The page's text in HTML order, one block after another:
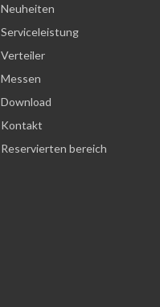
Neuheiten
Serviceleistung
Verteiler
Messen
Download
Kontakt
Reservierten bereich